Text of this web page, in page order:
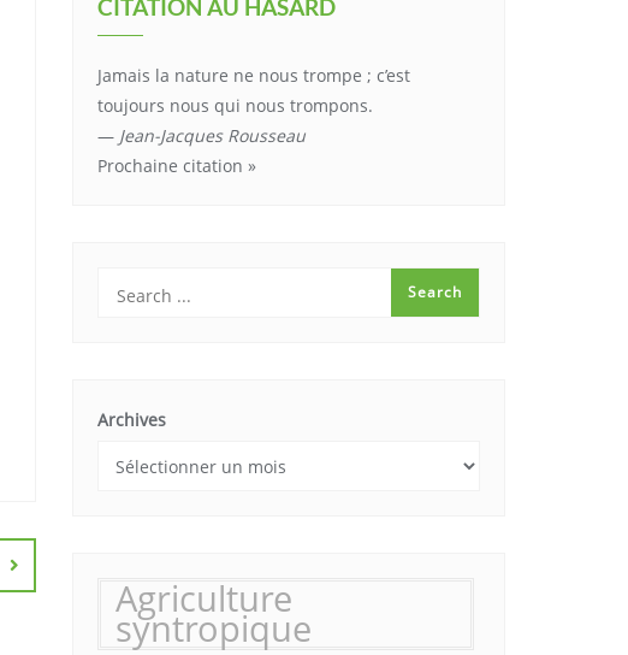
CITATION AU HASARD
Jamais la nature ne nous trompe ; c’est
toujours nous qui nous trompons.
— Jean-Jacques Rousseau
Prochaine citation »
Archives
Agriculture
syntropique